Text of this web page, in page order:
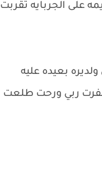
الجربايه تقربت
بعيده عليه
ربي ورحت طلعت